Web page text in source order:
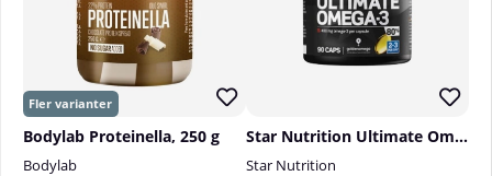
Bodylab Proteinella, 250 g
Bodylab
Star Nutrition Ultimate Omega-3, 90 caps, 80%
Star Nutrition